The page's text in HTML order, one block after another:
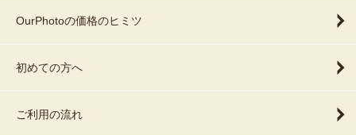
OurPhotoの価格のヒミツ
初めての方へ
ご利用の流れ